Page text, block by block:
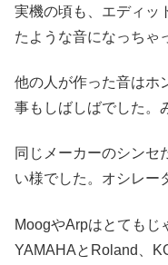
実機の頃も、エディッ
たような音になっちゃ
他の人が作った音はホ
事もしばしばでした。
同じメーカーのシンセ
い様でした。オシレー
MoogやArpはとてもじ
YAMAHAとRoland、